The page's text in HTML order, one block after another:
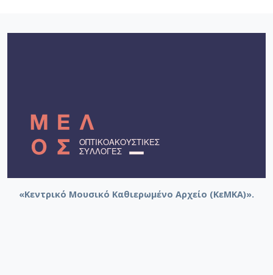
«Κεντρικό Μουσικό Καθιερωμένο Αρχείο (ΚεΜΚΑ)».